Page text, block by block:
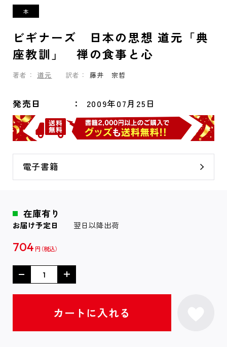
ビギナーズ 日本の思想 道元「典
座教訓」 禅の食事と心
著者： 道元 訳者： 藤井 宗哲
発売日 2009年07月25日
電子書籍
在庫有り
お届け予定日 翌日以降出荷
704 円